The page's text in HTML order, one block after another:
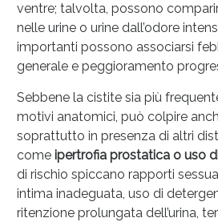
ventre; talvolta, possono
nelle urine o urine dall’odore
importanti possono associarsi
generale e peggioramento
Sebbene la cistite sia più
motivi anatomici, può colpire
soprattutto in presenza di altri
come ipertrofia prostatica o uso
di rischio spiccano rapporti
intima inadeguata, uso di
ritenzione prolungata dell’urina,
Vie Urinarie e Prostata: